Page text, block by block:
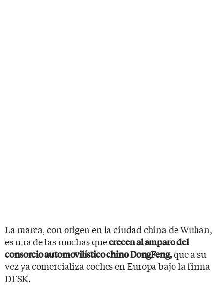
La marca, con origen en la ciudad china de Wuhan,
es una de las muchas quecrecen al amparo del
consorcio automovilístico chino DongFeng,que a su
vez ya comercializa coches en Europa bajo la firma
DFSK.